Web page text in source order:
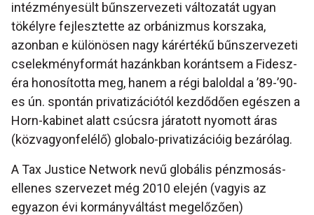
intézményesült bűnszervezeti változatát ugyan
tökélyre fejlesztette az orbánizmus korszaka,
azonban e különösen nagy kárértékű bűnszervezeti
cselekményformát hazánkban korántsem a Fidesz-
éra honosította meg, hanem a régi baloldal a ’89-’90-
es ún. spontán privatizációtól kezdődően egészen a
Horn-kabinet alatt csúcsra járatott nyomott áras
(közvagyonfelélő) globalo-privatizációig bezárólag.
A Tax Justice Network nevű globális pénzmosás-
ellenes szervezet még 2010 elején (vagyis az
egyazon évi kormányváltást megelőzően)